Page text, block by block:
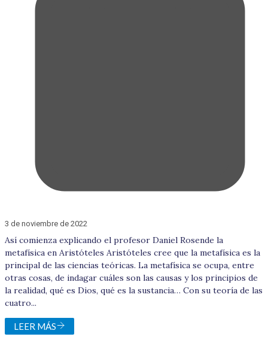
3 de noviembre de 2022
Así comienza explicando el profesor Daniel Rosende la
metafísica en Aristóteles Aristóteles cree que la metafísica es la
principal de las ciencias teóricas. La metafísica se ocupa, entre
otras cosas, de indagar cuáles son las causas y los principios de
la realidad, qué es Dios, qué es la sustancia… Con su teoría de las
cuatro...
LEER MÁS